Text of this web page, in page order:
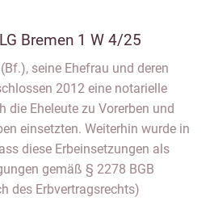
Bremen 1 W 4/25
seine Ehefrau und deren
2012 eine notarielle
die Eheleute zu Vorerben und
einsetzten. Weiterhin wurde in
diese Erbeinsetzungen als
gemäß § 2278 BGB
des Erbvertragsrechts)